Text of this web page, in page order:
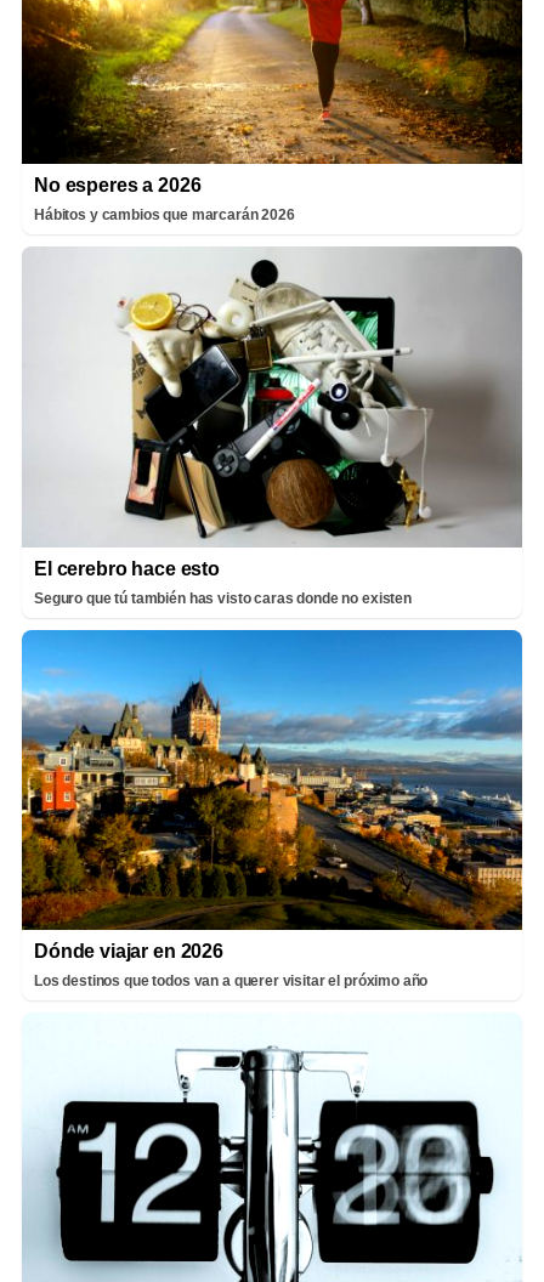
No esperes a 2026
Hábitos y cambios que marcarán 2026
El cerebro hace esto
Seguro que tú también has visto caras donde no existen
Dónde viajar en 2026
Los destinos que todos van a querer visitar el próximo año